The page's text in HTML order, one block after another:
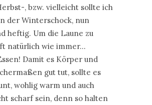
, bzw. vielleicht sollte ich
der Winterschock, nun
heftig. Um die Laune zu
natürlich wie immer…
Damit es Körper und
gut tut, sollte es
wohlig warm und auch
scharf sein, denn so halten